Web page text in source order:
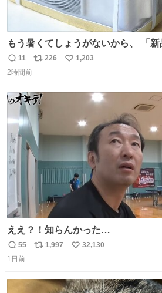
もう暑くてしょうがないから、 「
のミニチュア」 でも見ていってよ
返
信
11
リ
ト
数
226
い
1,203
2時間前
ええ？！知らんかった…
返
信
55
リ
1,997
い
数
32,130
1日前